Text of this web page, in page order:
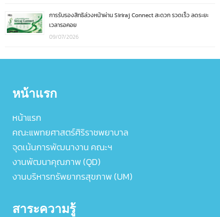
การรับรองสิทธิล่วงหน้าผ่าน Siriraj Connect สะดวก รวดเร็ว ลดระยะ
เวลารอคอย
09/07/2026
หน้าแรก
หน้าแรก
คณะแพทยศาสตร์ศิริราชพยาบาล
จุดเน้นการพัฒนางาน คณะฯ
งานพัฒนาคุณภาพ (QD)
งานบริหารทรัพยากรสุขภาพ (UM)
สาระความรู้